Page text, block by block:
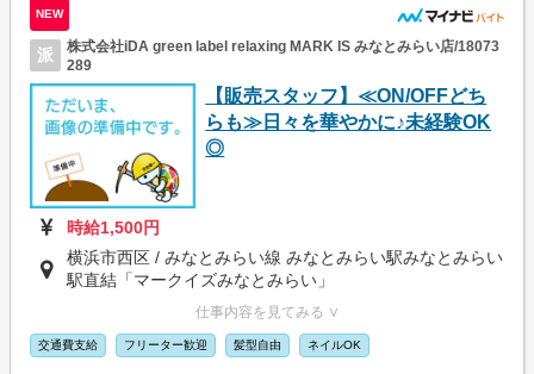
NEW
派
株式会社iDA green label relaxing MARK IS みなとみらい店/18073
289
【販売スタッフ】≪ON/OFFどち
らも≫日々を華やかに♪未経験OK
◎
時給1,500円
横浜市西区 / みなとみらい線 みなとみらい駅みなとみらい
駅直結「マークイズみなとみらい」
仕事内容を見てみる ∨
交通費支給 フリーター歓迎 髪型自由 ネイルOK